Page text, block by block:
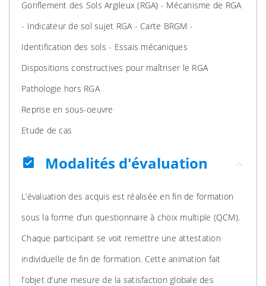
Gonflement des Sols Argileux (RGA) - Mécanisme de RGA
- Indicateur de sol sujet RGA - Carte BRGM -
Identification des sols - Essais mécaniques
Dispositions constructives pour maîtriser le RGA
Pathologie hors RGA
Reprise en sous-oeuvre
Etude de cas
assignment_turned_in Modalités d'évaluation
L’évaluation des acquis est réalisée en fin de formation
sous la forme d’un questionnaire à choix multiple (QCM).
Chaque participant se voit remettre une attestation
individuelle de fin de formation. Cette animation fait
l’objet d’une mesure de la satisfaction globale des